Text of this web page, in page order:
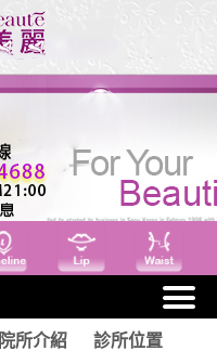
院所介紹 診所位置